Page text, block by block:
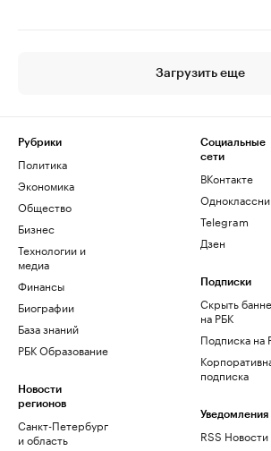
Загрузить еще
Рубрики
Политика
Экономика
Общество
Бизнес
Технологии и
медиа
Финансы
Биографии
База знаний
РБК Образование
Новости
регионов
Санкт-Петербург
и область
Социальные
сети
ВКонтакте
Telegram
Дзен
Подписки
Скрыть
на РБК
Подписка на
подписка
Уведомления
RSS Новости